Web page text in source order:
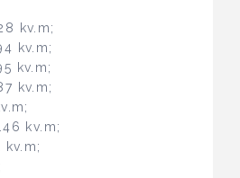
kv.m;
kv.m;
kv.m;
kv.m;
kv.m;